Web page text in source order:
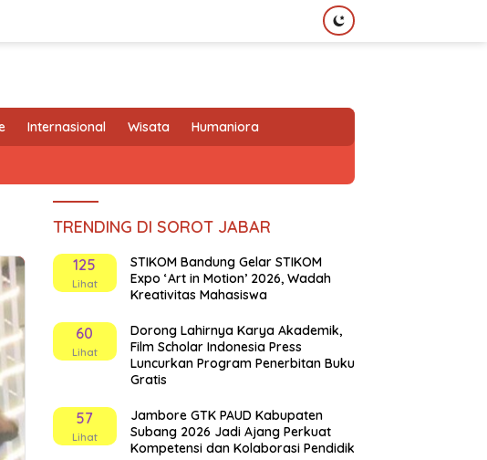
Internasional Wisata Humaniora
TRENDING DI SOROT JABAR
125
Lihat
STIKOM Bandung Gelar STIKOM
Expo ‘Art in Motion’ 2026, Wadah
Kreativitas Mahasiswa
60
Lihat
Dorong Lahirnya Karya Akademik,
Film Scholar Indonesia Press
Luncurkan Program Penerbitan Buku
Gratis
57
Lihat
Jambore GTK PAUD Kabupaten
Subang 2026 Jadi Ajang Perkuat
Kompetensi dan Kolaborasi Pendidik